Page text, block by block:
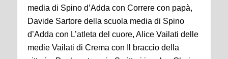
media di Spino d’Adda con Correre con papà,
Davide Sartore della scuola media di Spino
d’Adda con L’atleta del cuore, Alice Vailati delle
medie Vailati di Crema con Il braccio della